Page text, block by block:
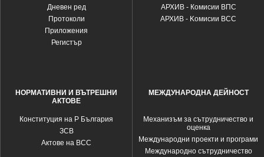
Дневен ред
Протоколи
Приложения
Регистър
АРХИВ - Комисии ВПС
АРХИВ - Kомисии ВСС
НОРМАТИВНИ И ВЪТРЕШНИ
АКТОВЕ
Конституция на Р България
ЗСВ
Актове на ВСС
МЕЖДУНАРОДНА ДЕЙНОСТ
Механизъм за сътрудничество и
оценка
Международни проекти и програми
Международно сътрудничество